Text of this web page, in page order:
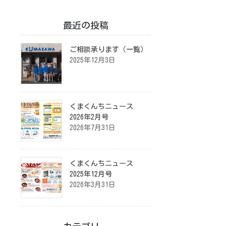
最近の投稿
ご相談承ります（一覧）
2025年12月3日
くまくんちニュース
2026年2月号
2026年7月31日
くまくんちニュース
2025年12月号
2026年3月31日